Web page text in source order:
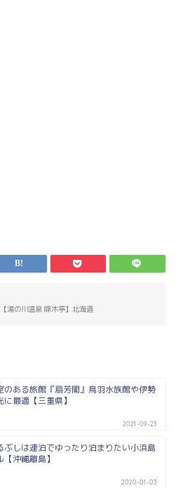
湯の川温泉 啄木亭】北海道
のある旅館『扇芳閣』鳥羽水族館や伊勢
に最適【三重県】
2021-09-23
ぶしは連泊でゆったり泊まりたい小浜島
【沖縄離島】
2020-01-03